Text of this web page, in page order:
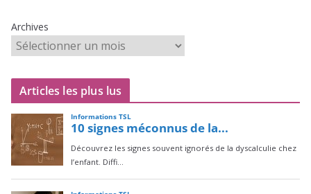
Archives
Articles les plus lus